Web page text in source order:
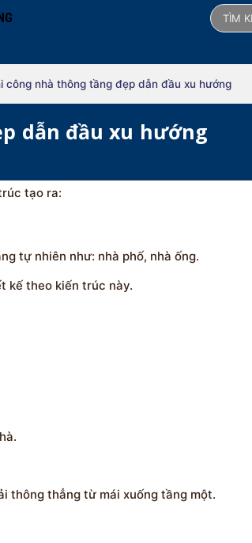
công nhà thông tầng đẹp dẫn đầu xu hướng
dẫn đầu xu hướng
tạo ra:
tự nhiên như: nhà phố, nhà ống.
kế theo kiến trúc này.
thông thẳng từ mái xuống tầng một.